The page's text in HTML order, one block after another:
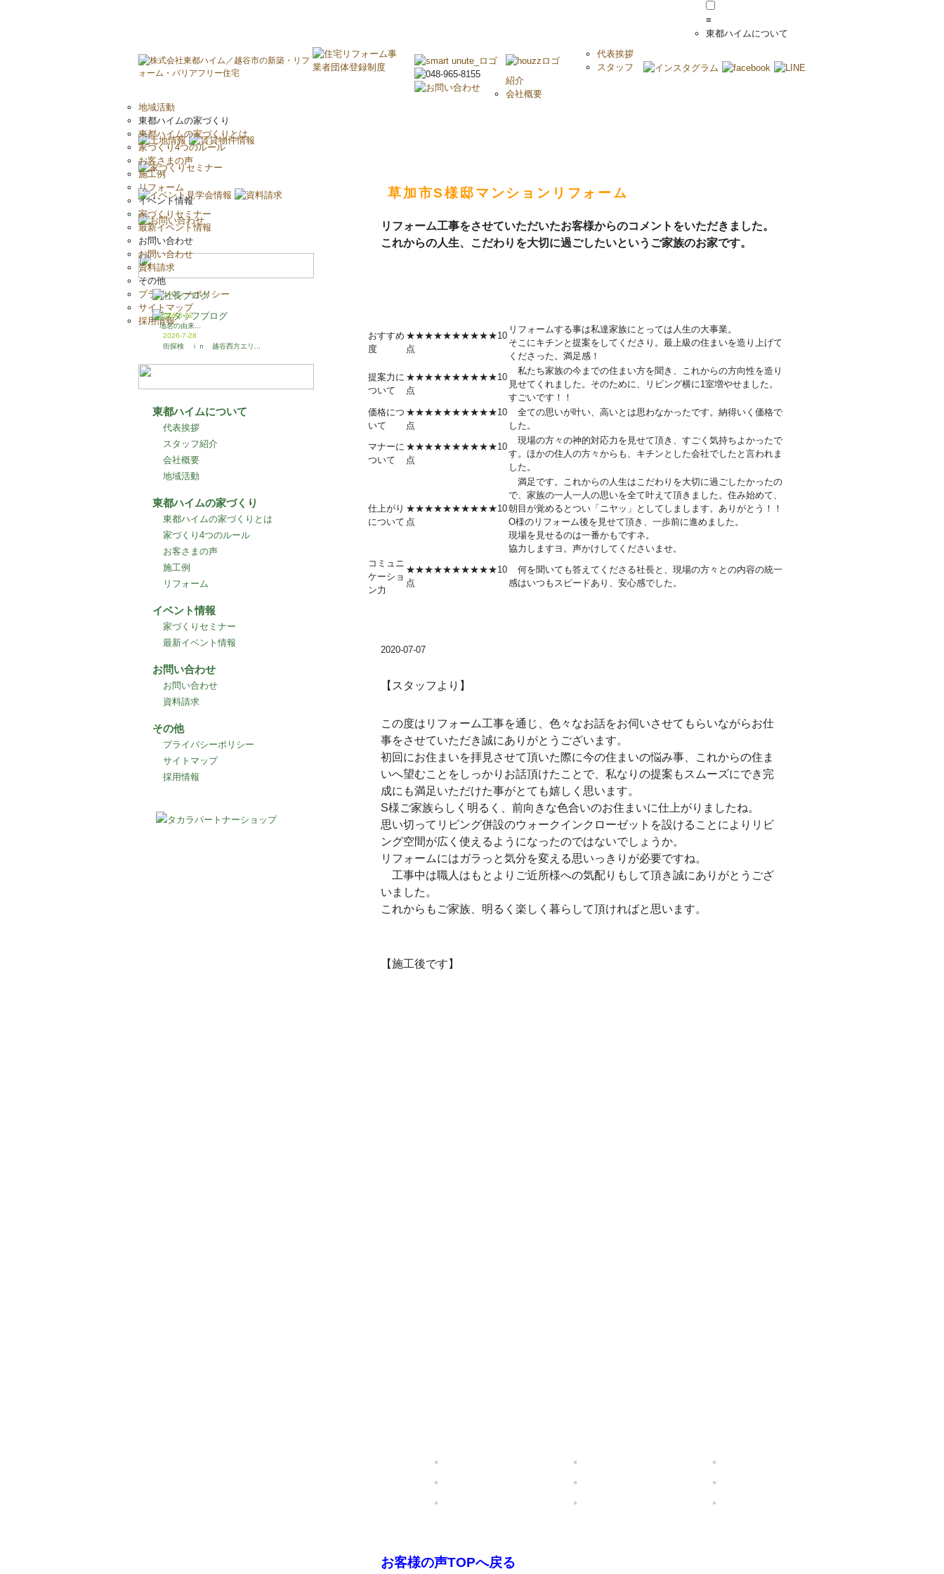
≡
東都ハイムについて
代表挨拶
スタッフ
紹介
会社概要
地域活動
東都ハイムの家づくり
東都ハイムの家づくりとは
家づくり4つのルール
お客さまの声
施工例
リフォーム
イベント情報
家づくりセミナー
最新イベント情報
お問い合わせ
お問い合わせ
資料請求
その他
プライバシーポリシー
サイトマップ
採用情報
草加市S様邸マンションリフォーム
リフォーム工事をさせていただいたお客様からのコメントをいただきました。
これからの人生、こだわりを大切に過ごしたいというご家族のお家です。
おすすめ
度
★★★★★★★★★★10
点
リフォームする事は私達家族にとっては人生の大事業。
そこにキチンと提案をしてくださり。最上級の住まいを造り上げて
くださった。満足感！
提案力に
ついて
★★★★★★★★★★10
点
私たち家族の今までの住まい方を聞き、これからの方向性を造り
見せてくれました。そのために、リビング横に1室増やせました。
すごいです！！
価格につ
いて
★★★★★★★★★★10
点
全ての思いが叶い、高いとは思わなかったです。納得いく価格で
した。
マナーに
ついて
★★★★★★★★★★10
点
現場の方々の神的対応力を見せて頂き、すごく気持ちよかったで
す。ほかの住人の方々からも、キチンとした会社でしたと言われま
した。
仕上がり
について
★★★★★★★★★★10
点
満足です。これからの人生はこだわりを大切に過ごしたかったの
で、家族の一人一人の思いを全て叶えて頂きました。住み始めて、
朝目が覚めるとつい「ニヤッ」としてしまします。ありがとう！！
O様のリフォーム後を見せて頂き、一歩前に進めました。
現場を見せるのは一番かもですネ。
協力しますヨ。声かけしてくださいませ。
コミュニ
ケーショ
ン力
★★★★★★★★★★10
点
何を聞いても答えてくださる社長と、現場の方々との内容の統一
感はいつもスピードあり、安心感でした。
2020-07-07
【スタッフより】
この度はリフォーム工事を通じ、色々なお話をお伺いさせてもらいながらお仕
事をさせていただき誠にありがとうございます。
初回にお住まいを拝見させて頂いた際に今の住まいの悩み事、これからの住ま
いへ望むことをしっかりお話頂けたことで、私なりの提案もスムーズにでき完
成にも満足いただけた事がとても嬉しく思います。
S様ご家族らしく明るく、前向きな色合いのお住まいに仕上がりましたね。
思い切ってリビング併設のウォークインクローゼットを設けることによりリビ
ング空間が広く使えるようになったのではないでしょうか。
リフォームにはガラっと気分を変える思いっきりが必要ですね。
工事中は職人はもとよりご近所様への気配りもして頂き誠にありがとうござ
いました。
これからもご家族、明るく楽しく暮らして頂ければと思います。
【施工後です】
お客様の声TOPへ戻る
2026-6-22
地名の由来...
2026-7-28
街探検 ｉｎ 越谷西方エリ...
東都ハイムについて
代表挨拶
スタッフ紹介
会社概要
地域活動
東都ハイムの家づくり
東都ハイムの家づくりとは
家づくり4つのルール
お客さまの声
施工例
リフォーム
イベント情報
家づくりセミナー
最新イベント情報
お問い合わせ
お問い合わせ
資料請求
その他
プライバシーポリシー
サイトマップ
採用情報